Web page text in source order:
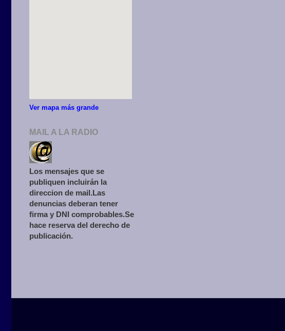
Ver mapa más grande
MAIL A LA RADIO
Los mensajes que se
publiquen incluirán la
direccion de mail.Las
denuncias deberan tener
firma y DNI comprobables.Se
hace reserva del derecho de
publicación.